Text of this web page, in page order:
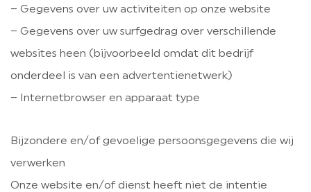
– Gegevens over uw activiteiten op onze website
– Gegevens over uw surfgedrag over verschillende
websites heen (bijvoorbeeld omdat dit bedrijf
onderdeel is van een advertentienetwerk)
– Internetbrowser en apparaat type
Bijzondere en/of gevoelige persoonsgegevens die wij
verwerken
Onze website en/of dienst heeft niet de intentie